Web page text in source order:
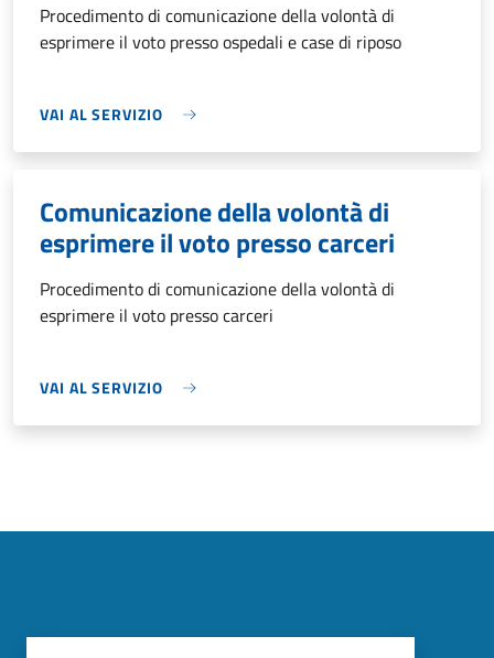
Procedimento di comunicazione della volontà di
esprimere il voto presso ospedali e case di riposo
VAI AL SERVIZIO
Comunicazione della volontà di
esprimere il voto presso carceri
Procedimento di comunicazione della volontà di
esprimere il voto presso carceri
VAI AL SERVIZIO